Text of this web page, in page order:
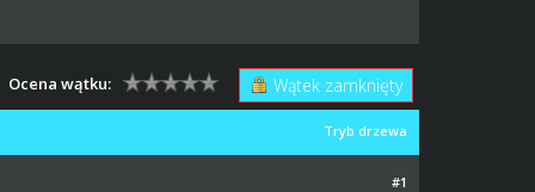
Wątek zamknięty
Ocena wątku:
Tryb drzewa
#1